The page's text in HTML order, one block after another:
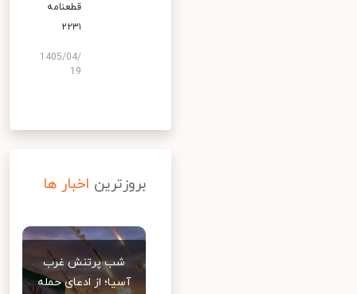
قطعنامه
۲۲۳۱
1405/04/
19
بروزترین اخبار ها
شب پرتنش غرب
آسیا؛ از ادعای حمله